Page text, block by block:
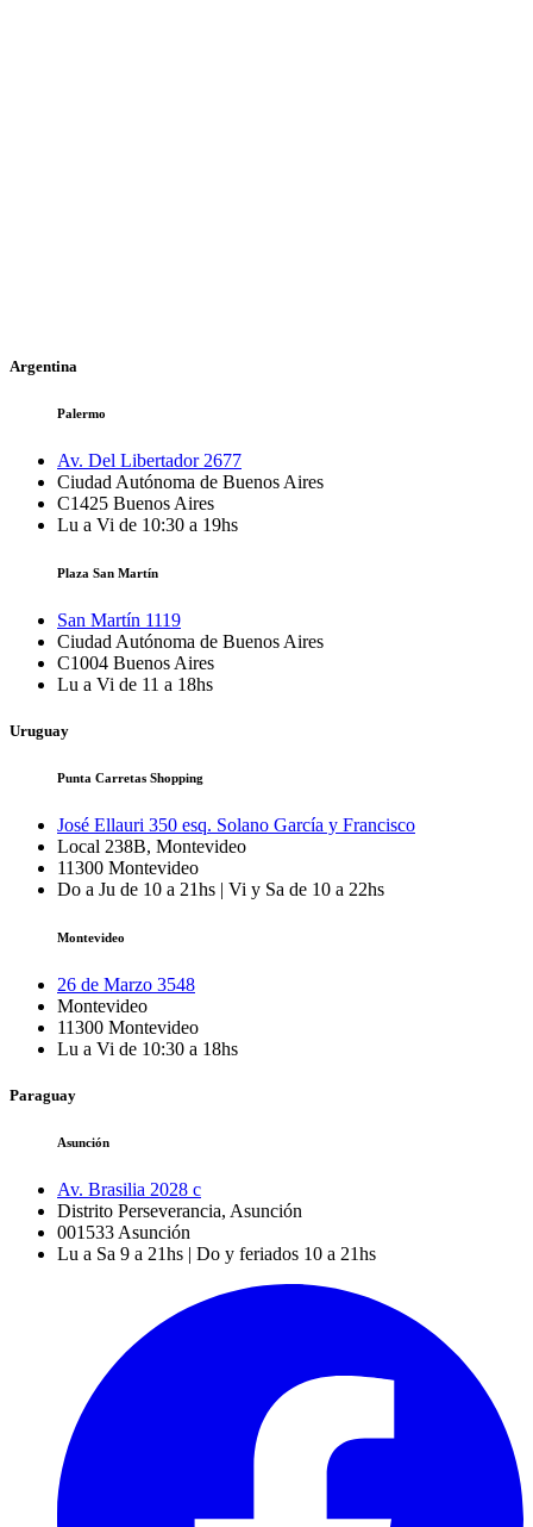
Argentina
Palermo
Av. Del Libertador 2677
Ciudad Autónoma de Buenos Aires
C1425 Buenos Aires
Lu a Vi de 10:30 a 19hs
Plaza San Martín
San Martín 1119
Ciudad Autónoma de Buenos Aires
C1004 Buenos Aires
Lu a Vi de 11 a 18hs
Uruguay
Punta Carretas Shopping
José Ellauri 350 esq. Solano García y Francisco
Local 238B, Montevideo
11300 Montevideo
Do a Ju de 10 a 21hs | Vi y Sa de 10 a 22hs
Montevideo
26 de Marzo 3548
Montevideo
11300 Montevideo
Lu a Vi de 10:30 a 18hs
Paraguay
Asunción
Av. Brasilia 2028 c
Distrito Perseverancia, Asunción
001533 Asunción
Lu a Sa 9 a 21hs | Do y feriados 10 a 21hs